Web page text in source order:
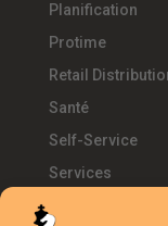
Planification
Protime
Retail
Santé
Self-Service
Services